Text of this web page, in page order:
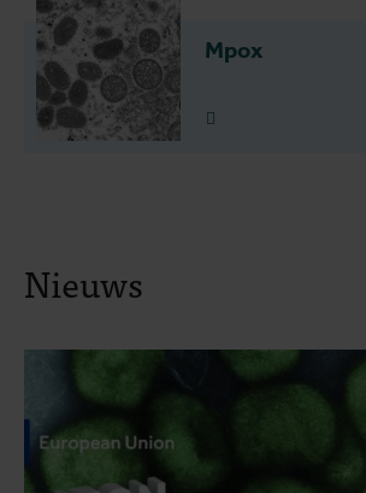
Mpox
Lees meer
Nieuws